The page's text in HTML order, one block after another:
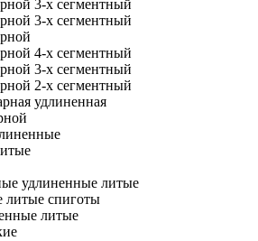
3-х сегментный
3-х сегментный
4-х сегментный
3-х сегментный
2-х сегментный
удлиненная
удлиненные литые
литые спиготы
литые